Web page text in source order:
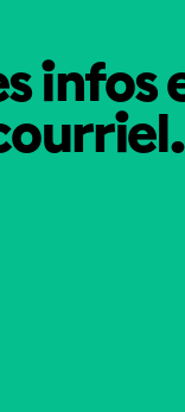
infos